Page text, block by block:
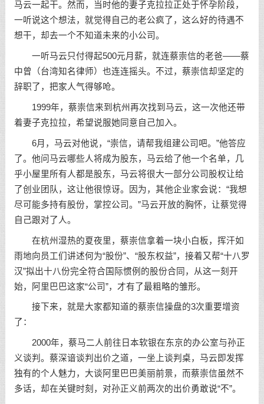
马云一起干。然而，当时他的妻子克拉拉正处于怀孕阶段，
一听说这个想法，就觉得自己的老公疯了，这么好的待遇不
想干，却去一个不知道未来的小公司。
一听马云只付得起500元月薪，就连蔡崇信的老爸——蔡
中曾（台湾知名律师）也连连摇头。不过，蔡崇信却坚定的
辞职了，把家人气得够呛。
1999年，蔡崇信来到杭州再次找到马云，这一次他还带
着妻子克拉拉，希望说服她同意自己加入。
6月，马云对他说，“崇信，请帮我组建公司吧。”他答应
了。他问马云哪些人将成为股东，马云给了他一个名单，几
乎小屋里所有人都是股东，马云将很大一部分公司股权让给
了创业团队，这让他很惊讶。因为，其他企业家会说：“我想
尽可能多持有股份，掌控公司。”马云开放的胸怀，让蔡觉得
自己跟对了人。
在杭州湿热的夏夜里，蔡崇信拿着一块小白板，挥汗如
雨地向员工们讲述何为“股份”、“股东权益”，接着又帮“十八罗
汉”拟出十八份完全符合国际惯例的股份合同，从这一刻开
始，阿里巴巴这家“公司”，才有了最粗略的雏形。
接下来，就是大家都知道的蔡崇信操盘的3次重要增资
了：
2000年，蔡马二人前往日本软银在东京的办公室与孙正
义谈判。蔡深谙谈判出价之道，一坐上谈判桌，马云即发挥
独有的个人魅力，大谈阿里巴巴美丽前景，而蔡崇信虽然不
多话，却在关键时刻，对孙正义前两次的出价勇敢说“不”。